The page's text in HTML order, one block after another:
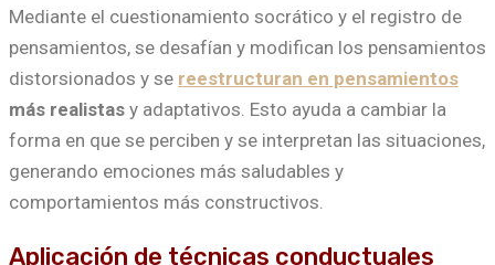
Mediante el cuestionamiento socrático y el registro de
pensamientos, se desafían y modifican los pensamientos
distorsionados y se reestructuran en pensamientos
más realistas y adaptativos. Esto ayuda a cambiar la
forma en que se perciben y se interpretan las situaciones,
generando emociones más saludables y
comportamientos más constructivos.
Aplicación de técnicas conductuales